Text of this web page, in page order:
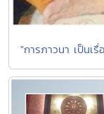
"การภาวนา เป็นเ